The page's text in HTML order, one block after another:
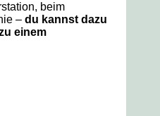
beim
– du kannst dazu
einem